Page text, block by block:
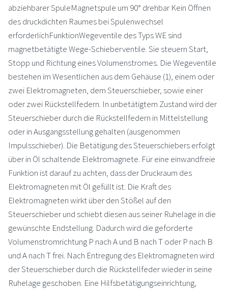
abziehbarer SpuleMagnetspule um 90° drehbar Kein Öffnen
des druckdichten Raumes bei Spulenwechsel
erforderlichFunktionWegeventile des Typs WE sind
magnetbetätigte Wege-Schieberventile. Sie steuern Start,
Stopp und Richtung eines Volumenstromes. Die Wegeventile
bestehen im Wesentlichen aus dem Gehäuse (1), einem oder
zwei Elektromagneten, dem Steuerschieber, sowie einer
oder zwei Rückstellfedern. In unbetätigtem Zustand wird der
Steuerschieber durch die Rückstellfedern in Mittelstellung
oder in Ausgangsstellung gehalten (ausgenommen
Impulsschieber). Die Betätigung des Steuerschiebers erfolgt
über in Öl schaltende Elektromagnete. Für eine einwandfreie
Funktion ist darauf zu achten, dass der Druckraum des
Elektromagneten mit Öl gefüllt ist. Die Kraft des
Elektromagneten wirkt über den Stößel auf den
Steuerschieber und schiebt diesen aus seiner Ruhelage in die
gewünschte Endstellung. Dadurch wird die geforderte
Volumenstromrichtung P nach A und B nach T oder P nach B
und A nach T frei. Nach Entregung des Elektromagneten wird
der Steuerschieber durch die Rückstellfeder wieder in seine
Ruhelage geschoben. Eine Hilfsbetätigungseinrichtung,